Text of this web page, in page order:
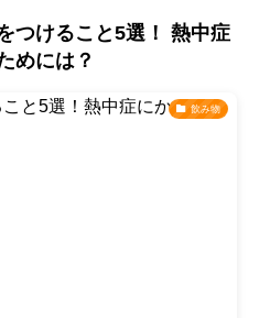
つけること5選！ 熱中症
めには？
飲み物